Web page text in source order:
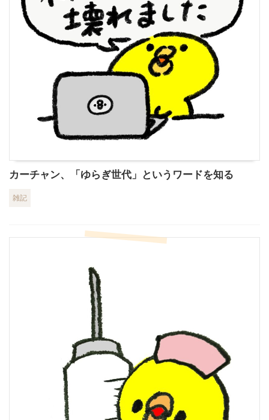
カーチャン、「ゆらぎ世代」というワードを知る
雑記